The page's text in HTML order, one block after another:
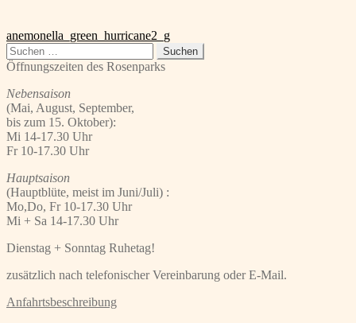
Beitragsnavigation
Vorheriger
Beitrag:
anemonella_green_hurricane2_g
Suchen
nach:
Öffnungszeiten des Rosenparks
Nebensaison
(Mai, August, September,
bis zum 15. Oktober):
Mi 14-17.30 Uhr
Fr 10-17.30 Uhr
Hauptsaison
(Hauptblüte, meist im Juni/Juli) :
Mo,Do, Fr 10-17.30 Uhr
Mi + Sa 14-17.30 Uhr
Dienstag + Sonntag Ruhetag!
zusätzlich nach telefonischer Vereinbarung oder E-Mail.
Anfahrtsbeschreibung